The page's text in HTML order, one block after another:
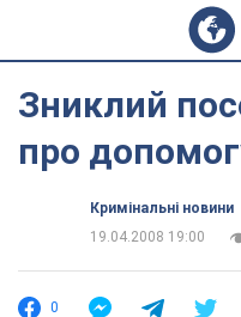
Зниклий
про
Кримінальні новини
19.04.2008 19:00
0